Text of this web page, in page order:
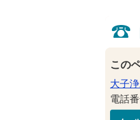
この
大子
電話